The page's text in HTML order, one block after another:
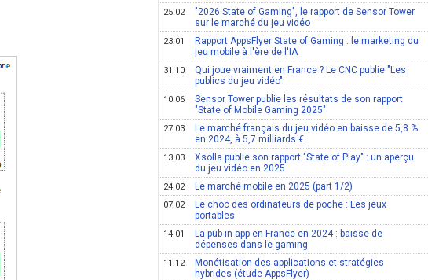
25.02
"2026 State of Gaming", le rapport de Sensor Tower
sur le marché du jeu vidéo
23.01
Rapport AppsFlyer State of Gaming : le marketing du
jeu mobile à l'ère de l'IA
31.10
Qui joue vraiment en France ? Le CNC publie "Les
publics du jeu vidéo"
10.06
Sensor Tower publie les résultats de son rapport
"State of Mobile Gaming 2025"
27.03
Le marché français du jeu vidéo en baisse de 5,8 %
en 2024, à 5,7 milliards €
13.03
Xsolla publie son rapport "State of Play" : un aperçu
du jeu vidéo en 2025
24.02 Le marché mobile en 2025 (part 1/2)
07.02
Le choc des ordinateurs de poche : Les jeux
portables
14.01
La pub in-app en France en 2024 : baisse de
dépenses dans le gaming
11.12
Monétisation des applications et stratégies
hybrides (étude AppsFlyer)